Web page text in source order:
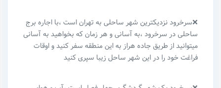
❌سرخرود نزدیکترین شهر ساحلی به تهران است ،با اجاره برج
ساحلی در سرخرود ،به آسانی و هر زمان که بخواهید به آسانی
میتوانید از طریق جاده هراز به این منطقه سفر کنید و اوقات
فراغت خود را در این شهر ساحل زیبا سپری کنید